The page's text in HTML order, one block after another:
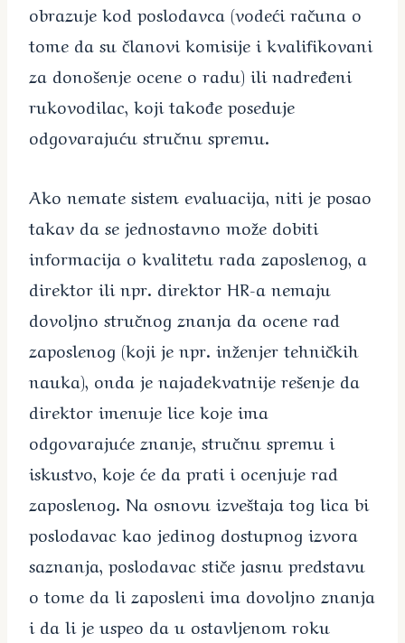
obrazuje kod poslodavca (vodeći računa o
tome da su članovi komisije i kvalifikovani
za donošenje ocene o radu) ili nadređeni
rukovodilac, koji takođe poseduje
odgovarajuću stručnu spremu.
Ako nemate sistem evaluacija, niti je posao
takav da se jednostavno može dobiti
informacija o kvalitetu rada zaposlenog, a
direktor ili npr. direktor HR-a nemaju
dovoljno stručnog znanja da ocene rad
zaposlenog (koji je npr. inženjer tehničkih
nauka), onda je najadekvatnije rešenje da
direktor imenuje lice koje ima
odgovarajuće znanje, stručnu spremu i
iskustvo, koje će da prati i ocenjuje rad
zaposlenog. Na osnovu izveštaja tog lica bi
poslodavac kao jedinog dostupnog izvora
saznanja, poslodavac stiče jasnu predstavu
o tome da li zaposleni ima dovoljno znanja
i da li je uspeo da u ostavljenom roku